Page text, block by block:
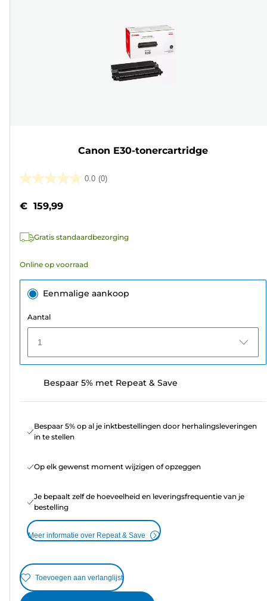
Canon E30-tonercartridge
0.0 (0)
0.0
de
sterren.
€ 159,99
Gratis standaardbezorging
Online op voorraad
Eenmalige aankoop
Aantal
1
Bespaar 5% met Repeat & Save
Bespaar 5% op al je inktbestellingen door herhalingsleveringen
in te stellen
Op elk gewenst moment wijzigen of opzeggen
Je bepaalt zelf de hoeveelheid en leveringsfrequentie van je
bestelling
Meer informatie over Repeat & Save
Toevoegen aan verlanglijst